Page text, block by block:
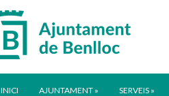
INICI AJUNTAMENT » SERVEIS »